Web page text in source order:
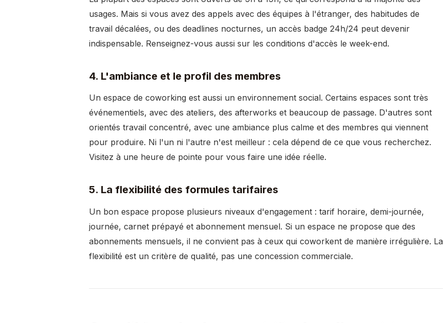
usages. Mais si vous avez des appels avec des équipes à l'étranger, des habitudes de
travail décalées, ou des deadlines nocturnes, un accès badge 24h/24 peut devenir
indispensable. Renseignez-vous aussi sur les conditions d'accès le week-end.
4. L'ambiance et le profil des membres
Un espace de coworking est aussi un environnement social. Certains espaces sont très
événementiels, avec des ateliers, des afterworks et beaucoup de passage. D'autres sont
orientés travail concentré, avec une ambiance plus calme et des membres qui viennent
pour produire. Ni l'un ni l'autre n'est meilleur : cela dépend de ce que vous recherchez.
Visitez à une heure de pointe pour vous faire une idée réelle.
5. La flexibilité des formules tarifaires
Un bon espace propose plusieurs niveaux d'engagement : tarif horaire, demi-journée,
journée, carnet prépayé et abonnement mensuel. Si un espace ne propose que des
abonnements mensuels, il ne convient pas à ceux qui coworkent de manière irrégulière. La
flexibilité est un critère de qualité, pas une concession commerciale.